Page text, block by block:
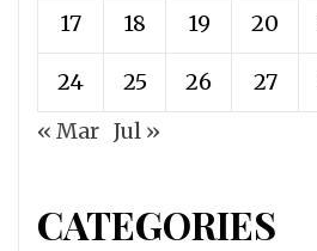
17 18 19 20
24 25 26 27
« Mar Jul »
CATEGORIES